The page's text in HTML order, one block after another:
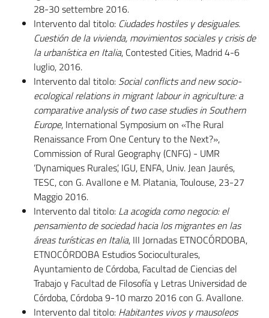
28-30 settembre 2016.
Intervento dal titolo: Ciudades hostiles y desiguales.
Cuestión de la vivienda, movimientos sociales y crisis de
la urbanística en Italia, Contested Cities, Madrid 4-6
luglio, 2016.
Intervento dal titolo: Social conflicts and new socio-
ecological relationsin migrant labour in agriculture: a
comparative analysis of two case studies in Southern
Europe, International Symposium on «The Rural
Renaissance From One Century to the Next?»,
Commission of Rural Geography (CNFG) - UMR
‘Dynamiques Rurales’, IGU, ENFA, Univ. Jean Jaurés,
TESC, con G. Avallone e M. Platania, Toulouse, 23-27
Maggio 2016.
Intervento dal titolo: La acogida como negocio:el
pensamiento de sociedad hacia los migrantes en las
áreas turísticas en Italia, III Jornadas ETNOCÓRDOBA,
ETNOCÓRDOBA Estudios Socioculturales,
Ayuntamiento de Córdoba, Facultad de Ciencias del
Trabajo y Facultad de Filosofía y Letras Universidad de
Córdoba, Córdoba 9-10 marzo 2016 con G. Avallone.
Intervento dal titolo: Habitantes vivos y mausoleos